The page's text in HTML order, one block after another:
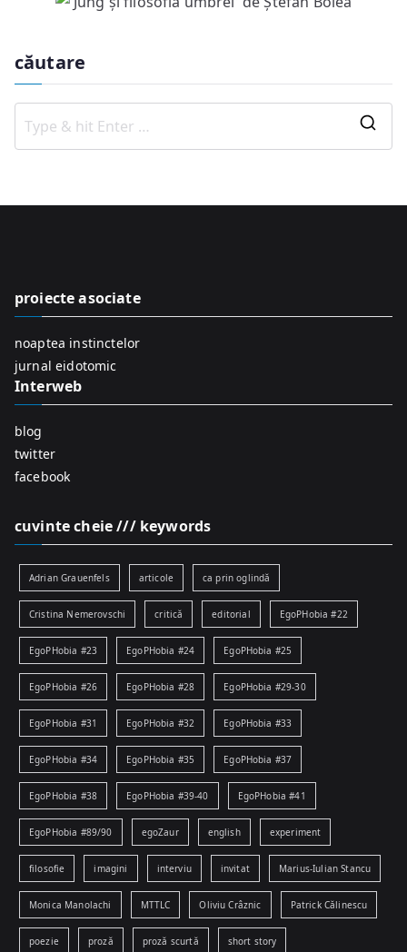
căutare
o
proiecte asociate
noaptea instinctelor
jurnal eidotomic
Interweb
blog
twitter
facebook
cuvinte cheie /// keywords
Adrian Grauenfels articole ca prin oglindă
Cristina Nemerovschi critică editorial EgoPHobia #22
EgoPHobia #23 EgoPHobia #24 EgoPHobia #25
EgoPHobia #26 EgoPHobia #28 EgoPHobia #29-30
EgoPHobia #31 EgoPHobia #32 EgoPHobia #33
EgoPHobia #34 EgoPHobia #35 EgoPHobia #37
EgoPHobia #38 EgoPHobia #39-40 EgoPHobia #41
EgoPHobia #89/90 egoZaur english experiment
filosofie imagini interviu invitat Marius-Iulian Stancu
Monica Manolachi MTTLC Oliviu Crâznic Patrick Călinescu
poezie proză proză scurtă short story